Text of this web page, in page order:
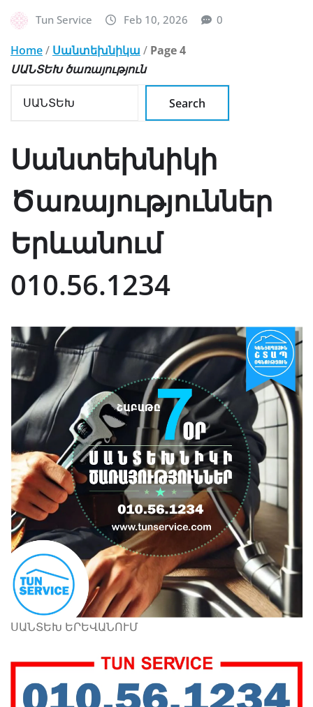
Tun Service Feb 10, 2026 0
Home/ Սանտեխնիկա / Page 4
ՍԱՆՏԵԽ ծառայություն
Search
Սանտեխնիկի
Ծառայություններ
Երևանում
010.56.1234
ՍԱՆՏԵԽ ԵՐԵՎԱՆՈՒՄ